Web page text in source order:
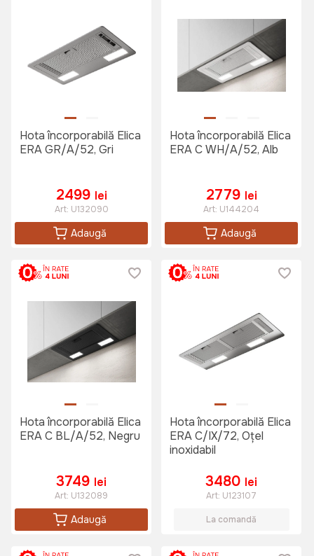
Hota încorporabilă Elica
ERA GR/A/52, Gri
2499 lei
Art: U132090
Adaugă
Hota încorporabilă Elica
ERA C WH/A/52, Alb
2779 lei
Art: U144204
Adaugă
Hota încorporabilă Elica
ERA C BL/A/52, Negru
3749 lei
Art: U132089
Adaugă
Hota încorporabilă Elica
ERA C/IX/72, Oțel
inoxidabil
3480 lei
Art: U123107
La comandă